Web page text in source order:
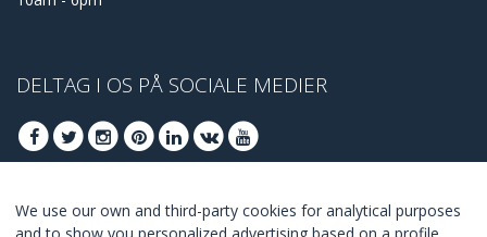
DELTAG I OS PÅ SOCIALE MEDIER
DELTAG AT FÅ BEDSTE TILBUD
We use our own and third-party cookies for analytical purposes